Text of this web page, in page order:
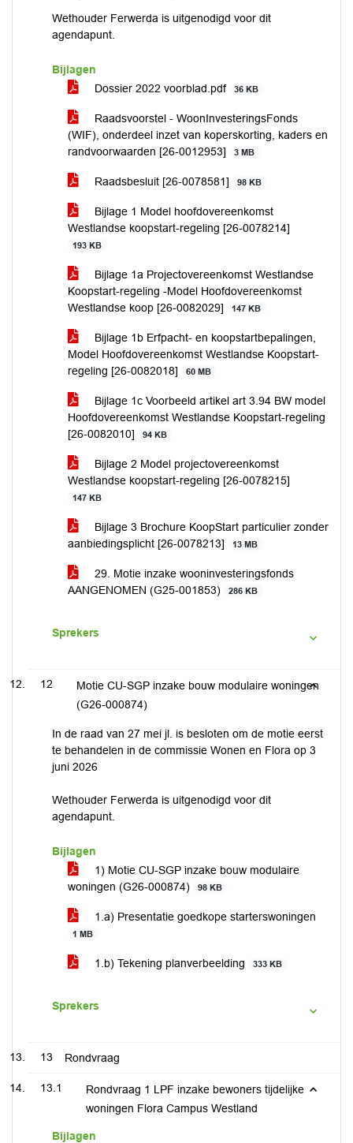
Wethouder Ferwerda is uitgenodigd voor dit
agendapunt.
Bijlagen
Dossier 2022 voorblad.pdf
36 KB
Raadsvoorstel - WoonInvesteringsFonds
(WIF), onderdeel inzet van koperskorting, kaders en
randvoorwaarden [26-0012953]
3 MB
Raadsbesluit [26-0078581] 98 KB
Bijlage 1 Model hoofdovereenkomst
Westlandse koopstart-regeling [26-0078214]
193 KB
Bijlage 1a Projectovereenkomst Westlandse
Koopstart-regeling -Model Hoofdovereenkomst
Westlandse koop [26-0082029]
147 KB
Bijlage 1b Erfpacht- en koopstartbepalingen,
Model Hoofdovereenkomst Westlandse Koopstart-
regeling [26-0082018]
60 MB
Bijlage 1c Voorbeeld artikel art 3.94 BW model
Hoofdovereenkomst Westlandse Koopstart-regeling
[26-0082010]
94 KB
Bijlage 2 Model projectovereenkomst
Westlandse koopstart-regeling [26-0078215]
147 KB
Bijlage 3 Brochure KoopStart particulier zonder
aanbiedingsplicht [26-0078213]
13 MB
29. Motie inzake wooninvesteringsfonds
AANGENOMEN (G25-001853)
286 KB
Sprekers
12
Motie CU-SGP inzake bouw modulaire woningen
(G26-000874)
In de raad van 27 mei jl. is besloten om de motie eerst
te behandelen in de commissie Wonen en Flora op 3
juni 2026
Wethouder Ferwerda is uitgenodigd voor dit
agendapunt.
Bijlagen
1) Motie CU-SGP inzake bouw modulaire
woningen (G26-000874)
98 KB
1.a) Presentatie goedkope starterswoningen
1 MB
1.b) Tekening planverbeelding 333 KB
Sprekers
13 Rondvraag
13.1
Rondvraag 1 LPF inzake bewoners tijdelijke
woningen Flora Campus Westland
Bijlagen